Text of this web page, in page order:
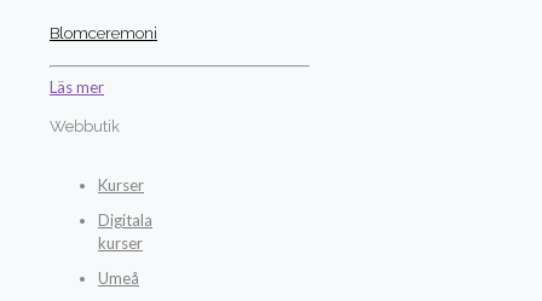
Blomceremoni
Läs mer
Webbutik
Kurser
Digitala
kurser
Umeå